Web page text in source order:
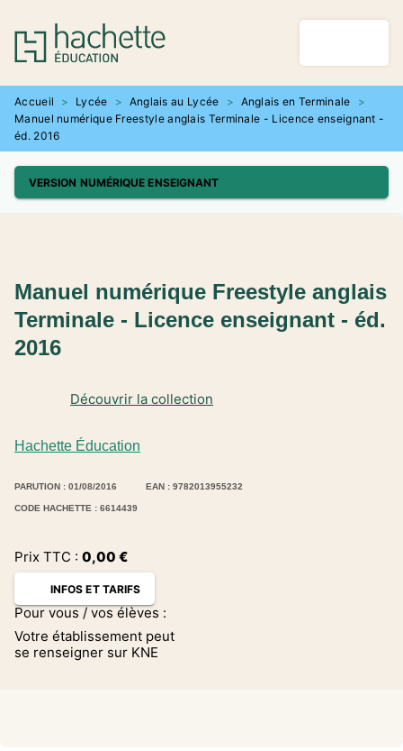
MENU RECHERCHE
PIED DE PAGE
Accueil > Lycée > Anglais au Lycée > Anglais en Terminale
>
Manuel numérique Freestyle anglais Terminale - Licence enseignant -
éd. 2016
VERSION NUMÉRIQUE ENSEIGNANT
Hachette Éducation
Découvrir la collection
Manuel numérique Freestyle anglais
Terminale - Licence enseignant - éd.
2016
PARUTION : 01/08/2016 EAN : 9782013955232
CODE HACHETTE : 6614439
Prix TTC : 0,00 €
INFOS ET TARIFS
Pour vous / vos élèves :
Votre établissement peut
se renseigner sur KNE